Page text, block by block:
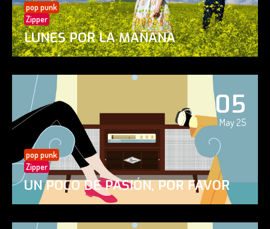
pop punk
Zipper
LUNES POR LA MAÑANA
05
May 25
pop punk
Zipper
UN POCO DE PASIÓN, POR FAVOR